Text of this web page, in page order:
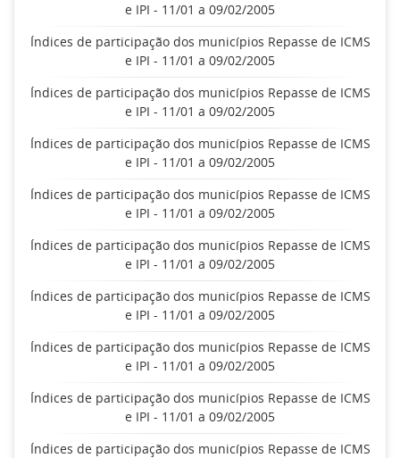
e IPI - 11/01 a 09/02/2005
Índices de participação dos municípios Repasse de ICMS
e IPI - 11/01 a 09/02/2005
Índices de participação dos municípios Repasse de ICMS
e IPI - 11/01 a 09/02/2005
Índices de participação dos municípios Repasse de ICMS
e IPI - 11/01 a 09/02/2005
Índices de participação dos municípios Repasse de ICMS
e IPI - 11/01 a 09/02/2005
Índices de participação dos municípios Repasse de ICMS
e IPI - 11/01 a 09/02/2005
Índices de participação dos municípios Repasse de ICMS
e IPI - 11/01 a 09/02/2005
Índices de participação dos municípios Repasse de ICMS
e IPI - 11/01 a 09/02/2005
Índices de participação dos municípios Repasse de ICMS
e IPI - 11/01 a 09/02/2005
Índices de participação dos municípios Repasse de ICMS